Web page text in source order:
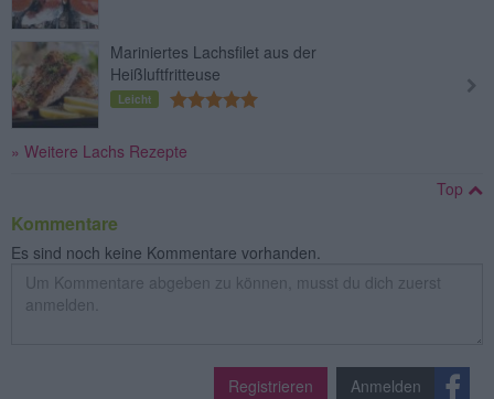
Mariniertes Lachsfilet aus der
Heißluftfritteuse
Leicht
» Weitere Lachs Rezepte
Top
Kommentare
Es sind noch keine Kommentare vorhanden.
Registrieren Anmelden